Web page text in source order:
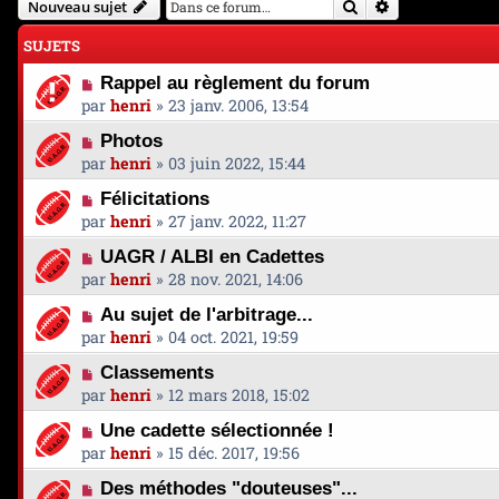
Nouveau sujet Rechercher
SUJETS
Rappel au règlement du forum
par henri » 23 janv. 2006, 13:54
Photos
par henri » 03 juin 2022, 15:44
Félicitations
par henri » 27 janv. 2022, 11:27
UAGR / ALBI en Cadettes
par henri » 28 nov. 2021, 14:06
Au sujet de l'arbitrage...
par henri » 04 oct. 2021, 19:59
Classements
par henri » 12 mars 2018, 15:02
Une cadette sélectionnée !
par henri » 15 déc. 2017, 19:56
Des méthodes "douteuses"...